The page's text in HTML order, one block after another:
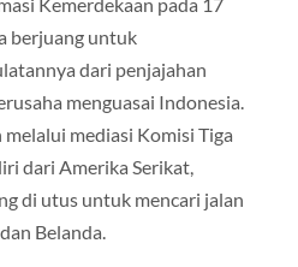
berjuang untuk
dari penjajahan
menguasai Indonesia.
mediasi Komisi Tiga
dari Amerika Serikat,
di utus untuk mencari jalan
Belanda.